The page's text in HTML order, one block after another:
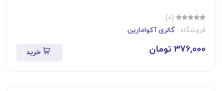
(0)
فروشگاه : گالری آکوامارین
376,000 تومان خرید